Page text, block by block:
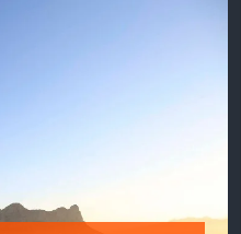
la vallée du
Isère
en Isère dans la